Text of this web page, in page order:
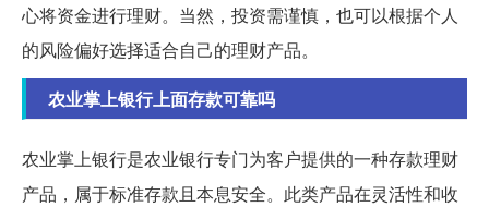
心将资金进行理财。当然，投资需谨慎，也可以根据个人
的风险偏好选择适合自己的理财产品。
农业掌上银行上面存款可靠吗
农业掌上银行是农业银行专门为客户提供的一种存款理财
产品，属于标准存款且本息安全。此类产品在灵活性和收